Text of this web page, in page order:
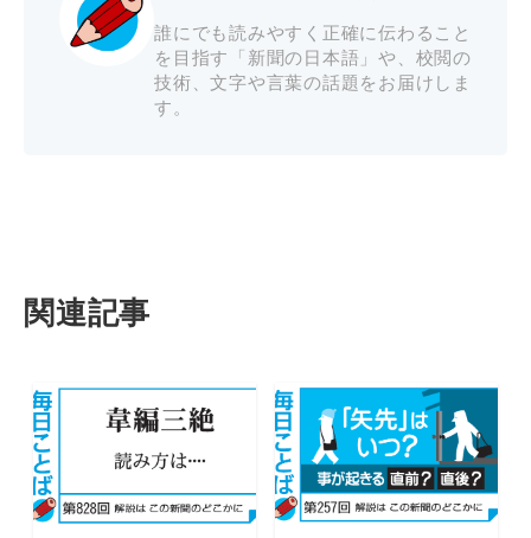
誰にでも読みやすく正確に伝わること
を目指す「新聞の日本語」や、校閲の
技術、文字や言葉の話題をお届けしま
す。
関連記事